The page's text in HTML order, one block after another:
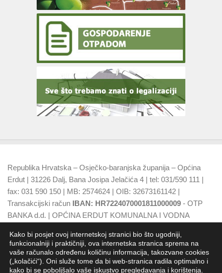
Republika Hrvatska – Osječko-baranjska županija – Općina
Erdut | 31226 Dalj, Bana Josipa Jelačića 4 | tel: 031/590 111 |
fax: 031 590 150 | MB: 2574624 | OIB: 32673161142 |
Transakcijski račun IBAN: HR7224070001811000009 - OTP
BANKA d.d. | OPĆINA ERDUT KOMUNALNA I VODNA
d.d.
Kako bi posjet ovoj internetskoj stranici bio što ugodniji,
funkcionalniji i praktičniji, ova internetska stranica sprema na
vaše računalo određenu količinu informacija, takozvane cookies
(„kolačići“). Oni služe tome da bi web-stranica radila optimalno i
kako bi se poboljšalo vaše iskustvo pregledavanja i korištenja.